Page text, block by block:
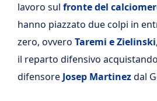
lavoro sul fronte del
hanno piazzato due colpi in
zero, ovvero Taremi e Zielinski
il reparto difensivo
difensore Josep Martinezdal